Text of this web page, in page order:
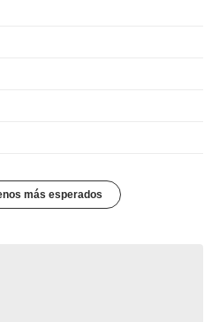
más esperados